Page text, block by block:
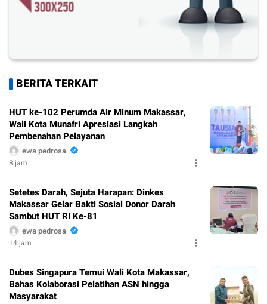
BERITA TERKAIT
HUT ke-102 Perumda Air Minum Makassar,
Wali Kota Munafri Apresiasi Langkah
Pembenahan Pelayanan
ewa pedrosa
8 jam
Setetes Darah, Sejuta Harapan: Dinkes
Makassar Gelar Bakti Sosial Donor Darah
Sambut HUT RI Ke-81
ewa pedrosa
14 jam
Dubes Singapura Temui Wali Kota Makassar,
Bahas Kolaborasi Pelatihan ASN hingga
Masyarakat